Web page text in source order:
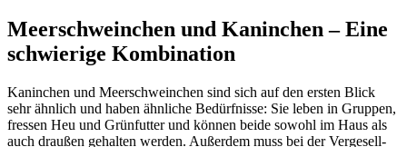
Meer­schwein­chen und Kanin­chen – Eine
schwie­ri­ge Kom­bi­na­ti­on
Kanin­chen und Meer­schwein­chen sind sich auf den ers­ten Blick
sehr ähn­lich und haben ähn­li­che Bedürf­nis­se: Sie leben in Grup­pen,
fres­sen Heu und Grün­fut­ter und kön­nen bei­de sowohl im Haus als
auch drau­ßen gehal­ten wer­den. Außer­dem muss bei der Ver­ge­sell­